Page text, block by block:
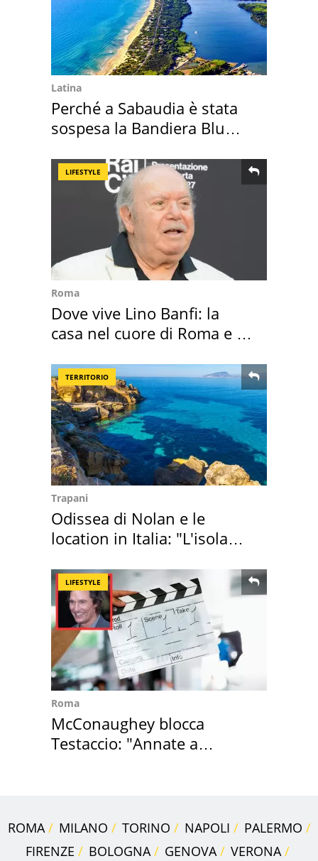
Latina
Perché a Sabaudia è stata
sospesa la Bandiera Blu
LIFESTYLE
Roma
Dove vive Lino Banfi: la
casa nel cuore di Roma e i
TERRITORIO
Trapani
Odissea di Nolan e le
location in Italia: "L'isola
LIFESTYLE
Roma
McConaughey blocca
Testaccio: "Annate a
ROMA MILANO TORINO NAPOLI
PALERMO
FIRENZE
BOLOGNA GENOVA
VERONA